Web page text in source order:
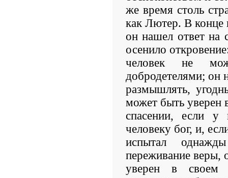
же время столь
как Лютер. В конце
он нашел ответ на
осенило
человек не
добродетелями; он
размышлять,
может быть уверен
спасении, если
человеку бог, и,
испытал
переживание веры,
уверен в своем